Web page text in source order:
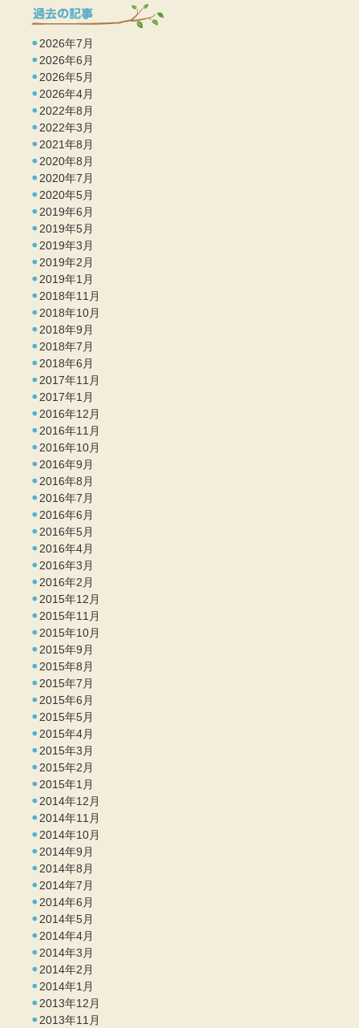
2026年7月
2026年6月
2026年5月
2026年4月
2022年8月
2022年3月
2021年8月
2020年8月
2020年7月
2020年5月
2019年6月
2019年5月
2019年3月
2019年2月
2019年1月
2018年11月
2018年10月
2018年9月
2018年7月
2018年6月
2017年11月
2017年1月
2016年12月
2016年11月
2016年10月
2016年9月
2016年8月
2016年7月
2016年6月
2016年5月
2016年4月
2016年3月
2016年2月
2015年12月
2015年11月
2015年10月
2015年9月
2015年8月
2015年7月
2015年6月
2015年5月
2015年4月
2015年3月
2015年2月
2015年1月
2014年12月
2014年11月
2014年10月
2014年9月
2014年8月
2014年7月
2014年6月
2014年5月
2014年4月
2014年3月
2014年2月
2014年1月
2013年12月
2013年11月